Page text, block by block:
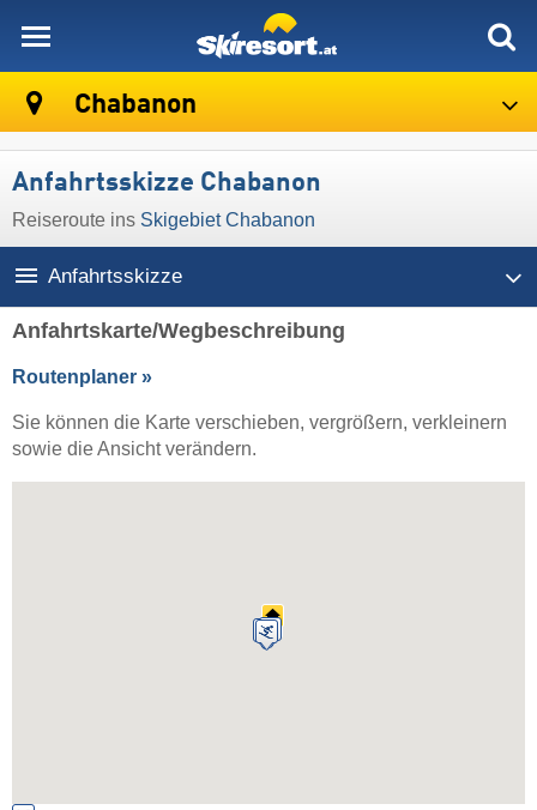
Chabanon
Anfahrtsskizze Chabanon
Reiseroute ins Skigebiet Chabanon
Anfahrtsskizze
Anfahrtskarte/Wegbeschreibung
Routenplaner »
Sie können die Karte verschieben, vergrößern, verkleinern
sowie die Ansicht verändern.